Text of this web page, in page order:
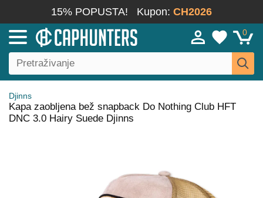
15% POPUSTA! Kupon: CH2026
0
Djinns
Kapa zaobljena bež snapback Do Nothing Club HFT
DNC 3.0 Hairy Suede Djinns